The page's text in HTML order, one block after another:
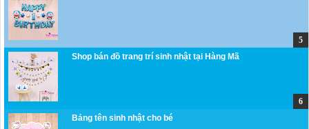
Shop bán đồ trang trí sinh nhật tại Hàng Mã
Bảng tên sinh nhật cho bé